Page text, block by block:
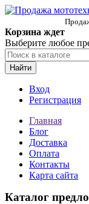
Корзина ждет
Выберите любое
Найти
Вход
Регистрация
Главная
Блог
Доставка
Оплата
Контакты
Карта сайта
Каталог